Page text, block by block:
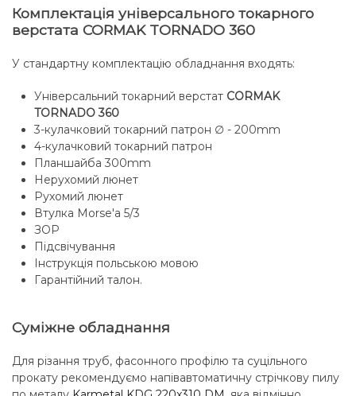
Комплектація універсального токарного
верстата CORMAK TORNADO 360
У стандартну комплектацію обладнання входять:
Універсальний токарний верстат CORMAK
TORNADO 360
3-кулачковий токарний патрон ∅ - 200mm
4-кулачковий токарний патрон
Планшайба 300mm
Нерухомий люнет
Рухомий люнет
Втулка Morse'a 5/3
ЗОР
Підсвічування
Інструкція польською мовою
Гарантійний талон.
Суміжне обладнання
Для різання труб, фасонного профілю та суцільного
прокату рекомендуємо напівавтоматичну стрічкову пилу